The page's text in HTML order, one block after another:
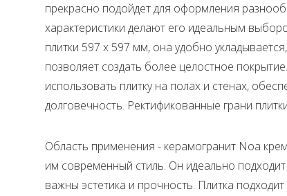
прекрасно подойдет для оформления
характеристики делают его идеальным
плитки 597 x 597 мм, она удобно
позволяет создать более целостное
использовать плитку на полах и стенах,
долговечность. Ректификованные грани
Область применения - керамогранит Noa
им современный стиль. Он идеально
важны эстетика и прочность. Плитка